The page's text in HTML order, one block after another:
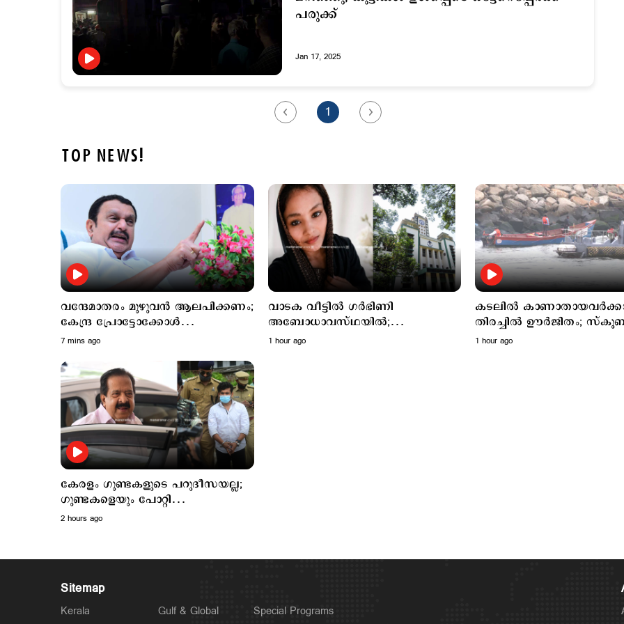
പരുക്ക്
Jan 17, 2025
1
TOP NEWS!
വന്ദേമാതരം മുഴുവന്‍ ആലപിക്കണം;
കേന്ദ്ര പ്രോട്ടോക്കോള്‍
അനുസരിക്കില്ലെന്ന് കെ.മുരളീധരന്‍
7 mins ago
വാടക വീട്ടില്‍ ഗര്‍ഭിണി
അബോധാവസ്ഥയില്‍;
ചികിത്സയിലിരിക്കെ മരണം
1 hour ago
കടലില്‍
തിരച്ചില്‍ ഊര്‍ജിതം;
അംഗങ്ങളുടെ എണ്ണം കൂട്ടും
1 hour ago
കേരളം ഗുണ്ടകളുടെ പറുദീസയല്ല;
ഗുണ്ടകളെയും പോറ്റി
വളര്‍ത്തുന്നവരേയും നിലയ്ക്ക്
2 hours ago
Sitemap
Kerala Gulf & Global Special Programs